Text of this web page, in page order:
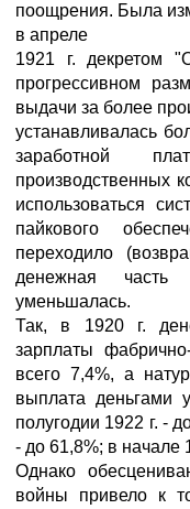
поощрения. Была
в апреле
1921 г. декретом
прогрессивном
выдачи за более
устанавливалась
заработной
производственных
использоваться
пайкового
переходило
денежная часть
уменьшалась.
Так, в 1920 г.
зарплаты
всего 7,4%, а
выплата деньгами
полугодии 1922 г. -
- до 61,8%; в начале
Однако
войны привело к